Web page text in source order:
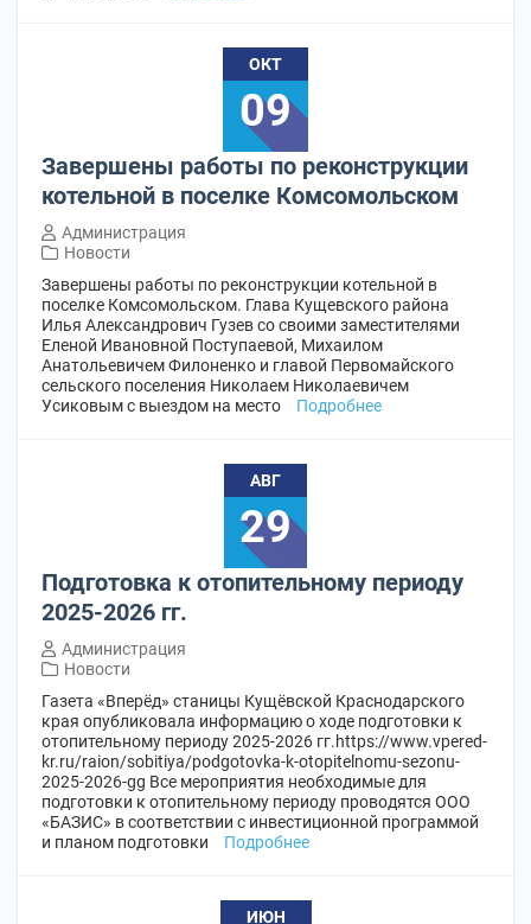
ОКТ
09
Завершены работы по реконструкции
котельной в поселке Комсомольском
Администрация
Новости
Завершены работы по реконструкции котельной в
поселке Комсомольском. Глава Кущевского района
Илья Александрович Гузев со своими заместителями
Еленой Ивановной Поступаевой, Михаилом
Анатольевичем Филоненко и главой Первомайского
сельского поселения Николаем Николаевичем
Усиковым с выездом на место
Подробнее
АВГ
29
Подготовка к отопительному периоду
2025-2026 гг.
Администрация
Новости
Газета «Вперёд» станицы Кущёвской Краснодарского
края опубликовала информацию о ходе подготовки к
отопительному периоду 2025-2026 гг.https://www.vpered-
kr.ru/raion/sobitiya/podgotovka-k-otopitelnomu-sezonu-
2025-2026-gg Все мероприятия необходимые для
подготовки к отопительному периоду проводятся ООО
«БАЗИС» в соответствии с инвестиционной программой
и планом подготовки
Подробнее
ИЮН